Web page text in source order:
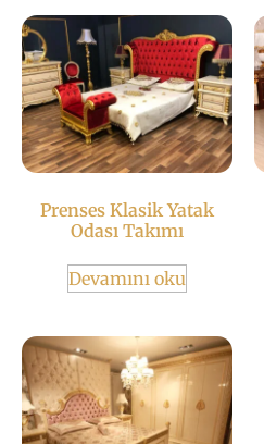
Prenses Klasik Yatak
Odası Takımı
Devamını oku